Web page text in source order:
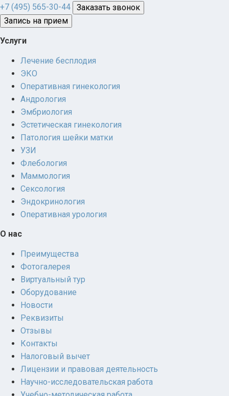
+7 (495) 565-30-44
Заказать звонок
Запись на прием
Услуги
Лечение бесплодия
ЭКО
Оперативная гинекология
Андрология
Эмбриология
Эстетическая гинекология
Патология шейки матки
УЗИ
Флебология
Маммология
Сексология
Эндокринология
Оперативная урология
О нас
Преимущества
Фотогалерея
Виртуальный тур
Оборудование
Новости
Реквизиты
Отзывы
Контакты
Налоговый вычет
Лицензии и правовая деятельность
Научно-исследовательская работа